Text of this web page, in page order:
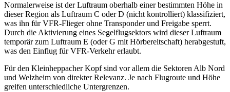
Normalerweise ist der Luftraum oberhalb einer bestimmten Höhe in
dieser Region als Luftraum C oder D (nicht kontrolliert) klassifiziert,
was ihn für VFR-Flieger ohne Transponder und Freigabe sperrt.
Durch die Aktivierung eines Segelflugsektors wird dieser Luftraum
temporär zum Luftraum E (oder G mit Hörbereitschaft) herabgestuft,
was den Einflug für VFR-Verkehr erlaubt.
Für den Kleinheppacher Kopf sind vor allem die Sektoren Alb Nord
und Welzheim von direkter Relevanz. Je nach Flugroute und Höhe
greifen unterschiedliche Untergrenzen.